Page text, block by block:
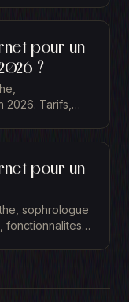
pour un
?
Tarifs,
pour un
sophrologue
fonctionnalites